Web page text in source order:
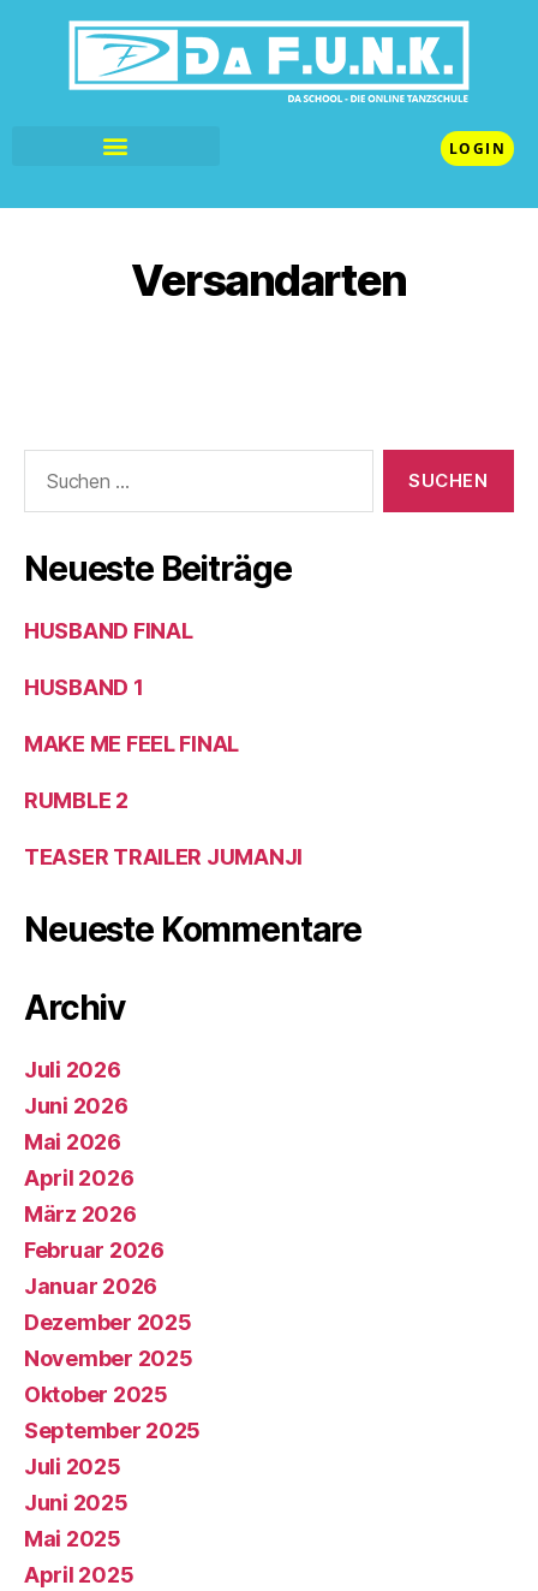
LOGIN
Versandarten
Neueste Beiträge
HUSBAND FINAL
HUSBAND 1
MAKE ME FEEL FINAL
RUMBLE 2
TEASER TRAILER JUMANJI
Neueste Kommentare
Archiv
Juli 2026
Juni 2026
Mai 2026
April 2026
März 2026
Februar 2026
Januar 2026
Dezember 2025
November 2025
Oktober 2025
September 2025
Juli 2025
Juni 2025
Mai 2025
April 2025